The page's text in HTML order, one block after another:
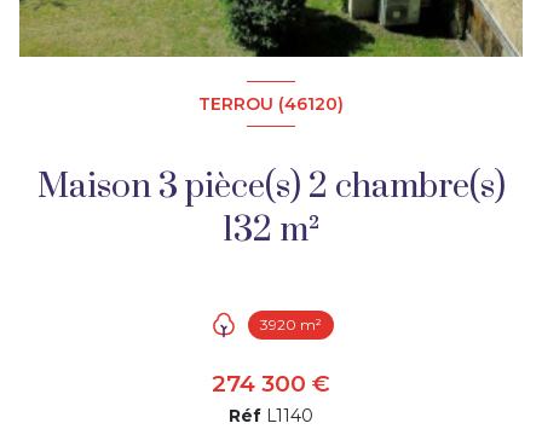
TERROU (46120)
Maison 3 pièce(s) 2 chambre(s)
132 m²
3920 m²
274 300 €
Réf L1140